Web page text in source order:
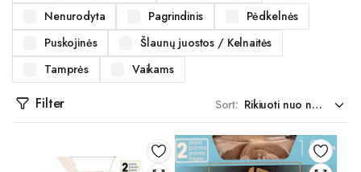
Nenurodyta
Pagrindinis
Pėdkelnės
Puskojinės
Šlaunų juostos / Kelnaitės
Tamprės
Vaikams
Filter Sort: